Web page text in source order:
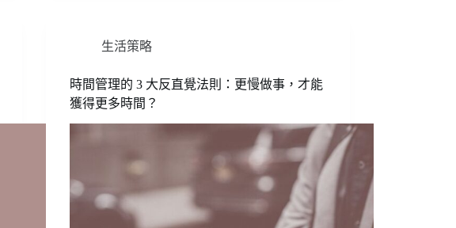
生活策略
時間管理的 3 大反直覺法則：更慢做事，才能
獲得更多時間？